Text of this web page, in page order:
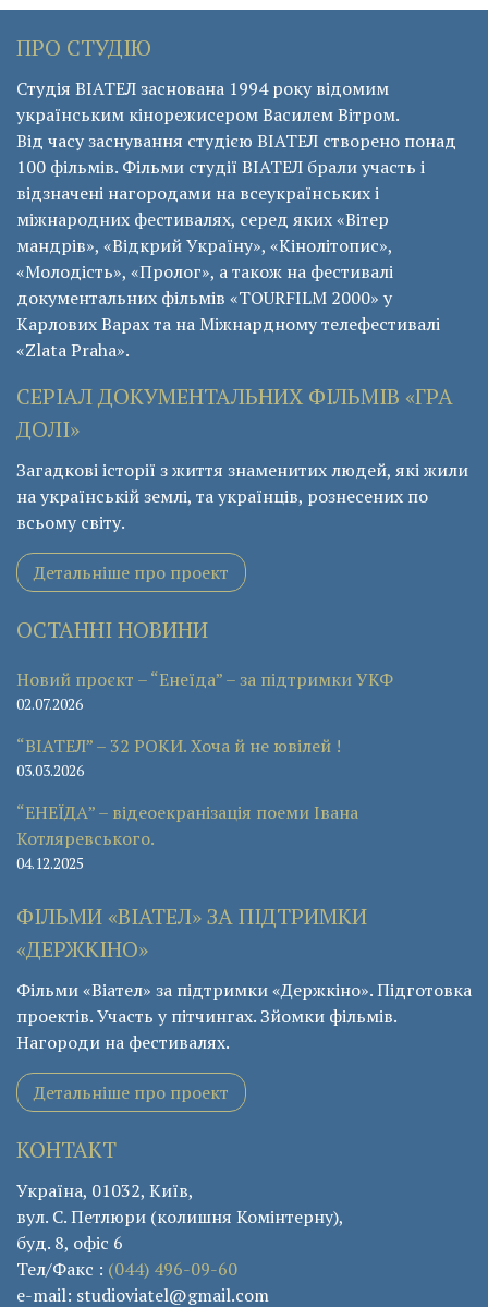
ПРО СТУДІЮ
Студія ВІАТЕЛ заснована 1994 року відомим
українським кінорежисером Василем Вітром.
Від часу заснування студією ВІАТЕЛ створено понад
100 фільмів. Фільми студії ВІАТЕЛ брали участь і
відзначені нагородами на всеукраїнських і
міжнародних фестивалях, серед яких «Вітер
мандрів», «Відкрий Україну», «Кінолітопис»,
«Молодість», «Пролог», а також на фестивалі
документальних фільмів «ТОURFILM 2000» у
Карлових Варах та на Міжнардному телефестивалі
«Zlata Praha».
СЕРІАЛ ДОКУМЕНТАЛЬНИХ ФІЛЬМІВ «ГРА
ДОЛІ»
Загадкові історії з життя знаменитих людей, які жили
на українській землі, та українців, рознесених по
всьому світу.
Детальніше про проект
ОСТАННІ НОВИНИ
Новий проєкт – “Енеїда” – за підтримки УКФ
02.07.2026
“ВІАТЕЛ” – 32 РОКИ. Хоча й не ювілей !
03.03.2026
“ЕНЕЇДА” – відеоекранізація поеми Івана
Котляревського.
04.12.2025
ФІЛЬМИ «ВІАТЕЛ» ЗА ПІДТРИМКИ
«ДЕРЖКІНО»
Фільми «Віател» за підтримки «Держкіно». Підготовка
проектів. Участь у пітчингах. Зйомки фільмів.
Нагороди на фестивалях.
Детальніше про проект
КОНТАКТ
Україна, 01032, Київ,
вул. С. Петлюри (колишня Комінтерну),
буд. 8, офіс 6
Тел/Факс : (044) 496-09-60
e-mail: studioviatel@gmail.com